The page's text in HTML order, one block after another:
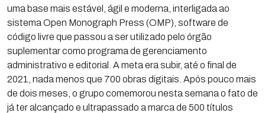
uma base mais estável, ágil e moderna, interligada ao
sistema Open Monograph Press (OMP), software de
código livre que passou a ser utilizado pelo órgão
suplementar como programa de gerenciamento
administrativo e editorial. A meta era subir, até o final de
2021, nada menos que 700 obras digitais. Após pouco mais
de dois meses, o grupo comemorou nesta semana o fato de
já ter alcançado e ultrapassado a marca de 500 títulos